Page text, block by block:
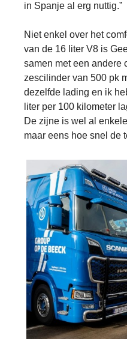
in Spanje al erg nuttig.”
Niet enkel over het
van de 16 liter V8 is
samen met een andere
zescilinder van 500 pk
dezelfde lading en ik
liter per 100 kilometer
De zijne is wel al
maar eens hoe snel de